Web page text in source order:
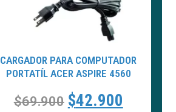
CARGADOR PARA COMPUTADOR
PORTATÍL ACER ASPIRE 4560
$69.900 $42.900